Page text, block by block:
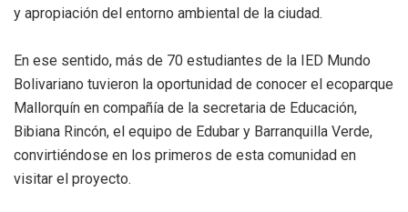
y apropiación del entorno ambiental de la ciudad.
En ese sentido, más de 70 estudiantes de la IED Mundo
Bolivariano tuvieron la oportunidad de conocer el ecoparque
Mallorquín en compañía de la secretaria de Educación,
Bibiana Rincón, el equipo de Edubar y Barranquilla Verde,
convirtiéndose en los primeros de esta comunidad en
visitar el proyecto.